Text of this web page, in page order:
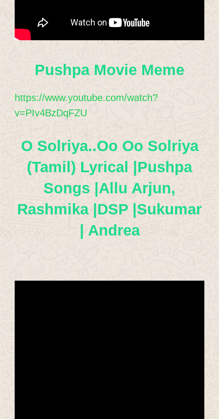
Pushpa Movie Meme
https://www.youtube.com/watch?
v=PIv4BzDqFZU
O Solriya..Oo Oo Solriya
(Tamil) Lyrical |Pushpa
Songs |Allu Arjun,
Rashmika |DSP |Sukumar
| Andrea